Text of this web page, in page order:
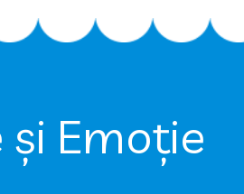
Emoție